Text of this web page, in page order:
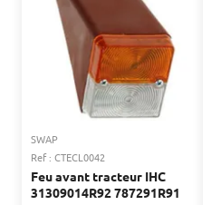
SWAP
Ref : CTECL0042
Feu avant tracteur IHC
31309014R92 787291R91